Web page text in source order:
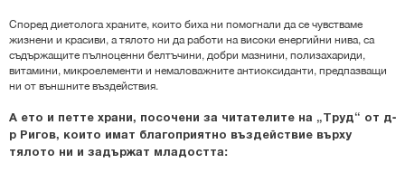
Според диетолога храните, които биха ни помогнали да се чувстваме
жизнени и красиви, а тялото ни да работи на високи енергийни нива, са
съдържащите пълноценни белтъчини, добри мазнини, полизахариди,
витамини, микроелементи и немаловажните антиоксиданти, предпазващи
ни от външните въздействия.
А ето и петте храни, посочени за читателите на „Труд“ от д-
р Ригов, които имат благоприятно въздействие върху
тялото ни и задържат младостта: